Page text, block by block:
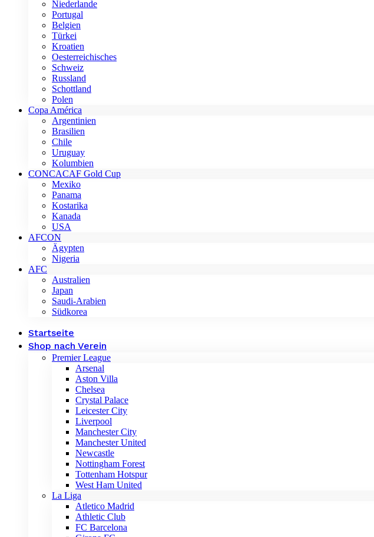
Niederlande
Portugal
Belgien
Türkei
Kroatien
Oesterreichisches
Schweiz
Russland
Schottland
Polen
Copa América
Argentinien
Brasilien
Chile
Uruguay
Kolumbien
CONCACAF Gold Cup
Mexiko
Panama
Kostarika
Kanada
USA
AFCON
Ägypten
Nigeria
AFC
Australien
Japan
Saudi-Arabien
Südkorea
Startseite
Shop nach Verein
Premier League
Arsenal
Aston Villa
Chelsea
Crystal Palace
Leicester City
Liverpool
Manchester City
Manchester United
Newcastle
Nottingham Forest
Tottenham Hotspur
West Ham United
La Liga
Atletico Madrid
Athletic Club
FC Barcelona